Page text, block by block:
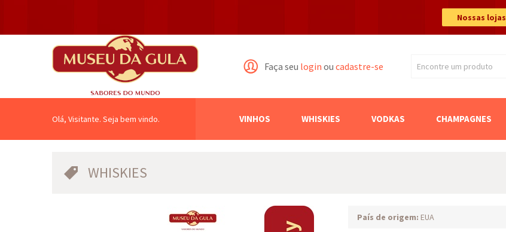
Nossas lojas
Faça seu login ou cadastre-se Encontre um produto
Buscar
Olá, Visitante. Seja bem vindo. VINHOS WHISKIES VODKAS CHAMPAGNES
WHISKIES
País de origem: EUA